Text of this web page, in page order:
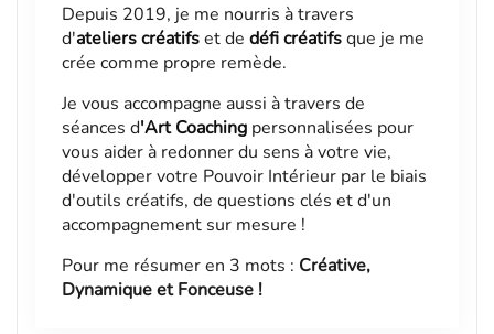
Depuis 2019, je me nourris à travers
d'ateliers créatifset de défi créatifsque je me
crée comme propre remède.
Je vous accompagne aussi à travers de
séances d'Art Coaching personnalisées pour
vous aider à redonner du sens à votre vie,
développer votre Pouvoir Intérieur par le biais
d'outils créatifs, de questions clés et d'un
accompagnement sur mesure !
Pour me résumer en 3 mots : Créative,
Dynamique et Fonceuse !